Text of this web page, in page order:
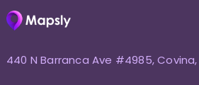
440 N Barranca Ave #4985, Covina,